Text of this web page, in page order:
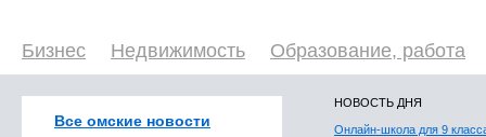
Бизнес Недвижимость Образование, работа
Все омские новости
НОВОСТЬ ДНЯ
Онлайн-школа для 9